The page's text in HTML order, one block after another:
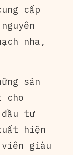
cấp
nha,
sản
cho
tư
hiện
giàu